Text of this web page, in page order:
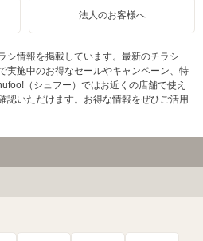
法人のお客様へ
情報を掲載しています。最新のチラシ
施中のお得なセールやキャンペーン、特
（シュフー）ではお近くの店舗で使え
認いただけます。お得な情報をぜひご活用